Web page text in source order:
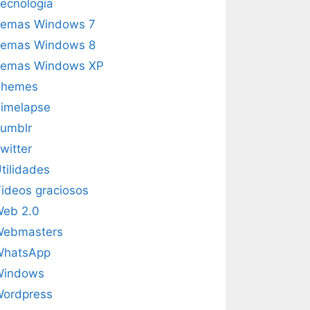
Windows 7
Windows 8
Windows XP
graciosos
2.0